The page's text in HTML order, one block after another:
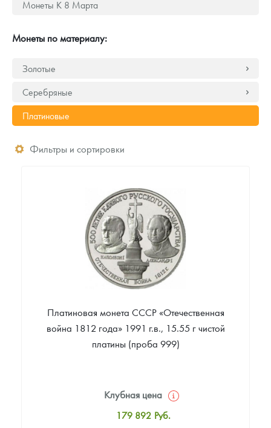
Русская нумизматика
Золотая карманная галерея
Книги по нумизматике
Монеты К 8 Марта
Монеты по материалу:
Золотые
Серебряные
Платиновые
Фильтры и сортировки
Платиновая монета СССР «Отечественная
война 1812 года» 1991 г.в., 15.55 г чистой
платины (проба 999)
Клубная цена
179 892 Руб.